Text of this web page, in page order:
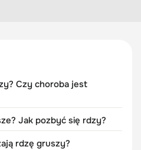
Czy choroba jest
Jak pozbyć się rdzy?
rdzę gruszy?